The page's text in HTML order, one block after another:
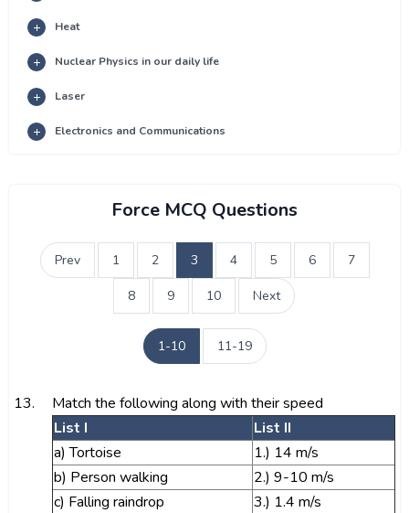
Heat
Nuclear Physics in our daily life
Laser
Electronics and Communications
Force MCQ Questions
Prev 1 2 3 4 5 6 7
8 9 10 Next
1-10 11-19
13.
Match the following along with their speed
List I
List II
a) Tortoise
1.) 14 m/s
b) Person walking
2.) 9-10 m/s
c) Falling raindrop
3.) 1.4 m/s